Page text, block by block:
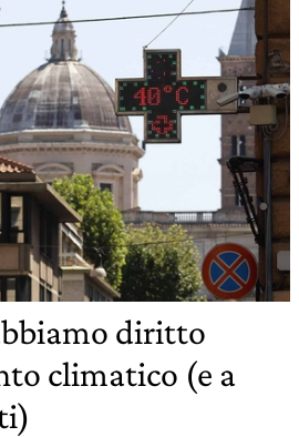
diritto
climatico (e a